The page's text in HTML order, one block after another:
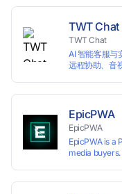
TWT Chat
TWT Chat
AI 智能客服与
远程协助、音
EpicPWA
EpicPWA
EpicPWA is a
media